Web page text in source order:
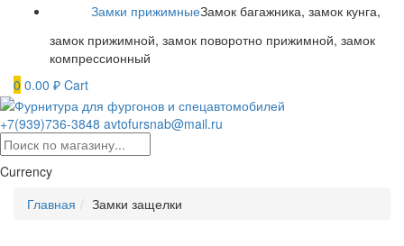
Замки прижимныеЗамок багажника, замок кунга,
замок прижимной, замок поворотно прижимной, замок
компрессионный
0 0.00 ₽ Cart
+7(939)736-3848 avtofursnab@mail.ru
Currency
Главная
Замки защелки